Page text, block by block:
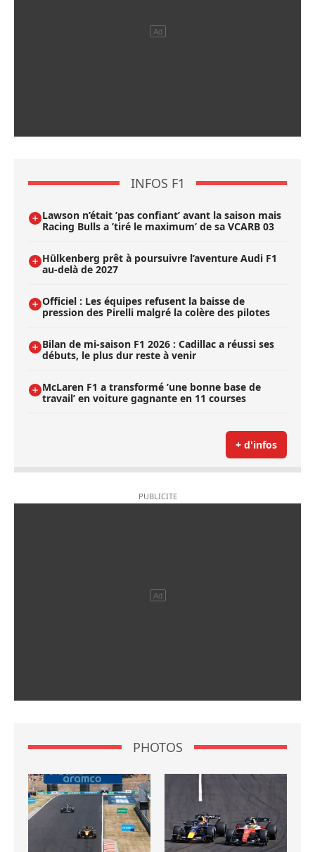
INFOS F1
Lawson n’était ’pas confiant’ avant la saison mais
Racing Bulls a ’tiré le maximum’ de sa VCARB 03
Hülkenberg prêt à poursuivre l’aventure Audi F1
au-delà de 2027
Officiel : Les équipes refusent la baisse de
pression des Pirelli malgré la colère des pilotes
Bilan de mi-saison F1 2026 : Cadillac a réussi ses
débuts, le plus dur reste à venir
McLaren F1 a transformé ’une bonne base de
travail’ en voiture gagnante en 11 courses
+ d'infos
PHOTOS